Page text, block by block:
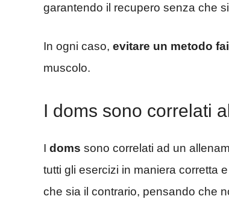
garantendo il recupero senza che
In ogni caso, evitare un metodo
muscolo.
I doms sono correlati
I doms sono correlati ad un
tutti gli esercizi in maniera corretta
che sia il contrario, pensando che